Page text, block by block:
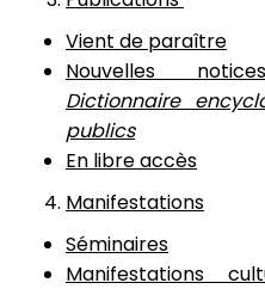
Vient de paraître
Nouvelles
Dictionnaire
publics
En libre accès
Manifestations
Séminaires
Manifestations